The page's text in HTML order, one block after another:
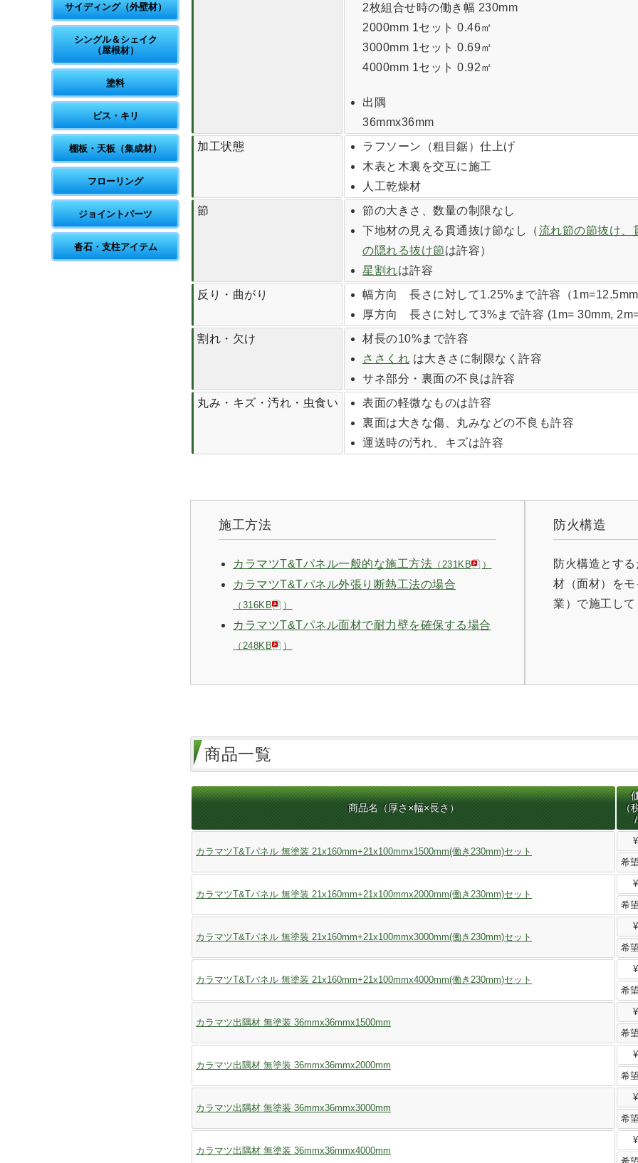
サイディング（外壁材）
シングル＆シェイク
（屋根材）
塗料
ビス・キリ
棚板・天板（集成材）
フローリング
ジョイントパーツ
沓石・支柱アイテム
2枚組合せ時の働き幅 230mm
2000mm 1セット 0.46㎡
3000mm 1セット 0.69㎡
4000mm 1セット 0.92㎡
出隅
36mmx36mm
加工状態
ラフソーン（粗目鋸）仕上げ
木表と木裏を交互に施工
人工乾燥材
節
節の大きさ、数量の制限なし
下地材の見える貫通抜け節なし（流れ節の節抜け、
の隠れる抜け節は許容）
星割れは許容
反り・曲がり
幅方向 長さに対して1.25%まで許容（
厚方向 長さに対して3%まで許容 (1m= 30mm,
割れ・欠け
材長の10%まで許容
ささくれ は大きさに制限なく許容
サネ部分・裏面の不良は許容
丸み・キズ・汚れ・虫食い
表面の軽微なものは許容
裏面は大きな傷、丸みなどの不良も許容
運送時の汚れ、キズは許容
施工方法
カラマツT&Tパネル一般的な施工方法 （231KB ）
カラマツT&Tパネル外張り断熱工法の場合
（316KB ）
カラマツT&Tパネル面材で耐力壁を確保する場合
（248KB ）
防火構造
防火構造とす
材（面材）を
業）で施工し
商品一覧
商品名（厚さ×幅×長さ）
（
カラマツT&Tパネル 無塗装 21x160mm+21x100mmx1500mm(働き230mm)セット
希
カラマツT&Tパネル 無塗装 21x160mm+21x100mmx2000mm(働き230mm)セット
希
カラマツT&Tパネル 無塗装 21x160mm+21x100mmx3000mm(働き230mm)セット
希
カラマツT&Tパネル 無塗装 21x160mm+21x100mmx4000mm(働き230mm)セット
希
カラマツ出隅材 無塗装 36mmx36mmx1500mm
希
カラマツ出隅材 無塗装 36mmx36mmx2000mm
希
カラマツ出隅材 無塗装 36mmx36mmx3000mm
希
カラマツ出隅材 無塗装 36mmx36mmx4000mm